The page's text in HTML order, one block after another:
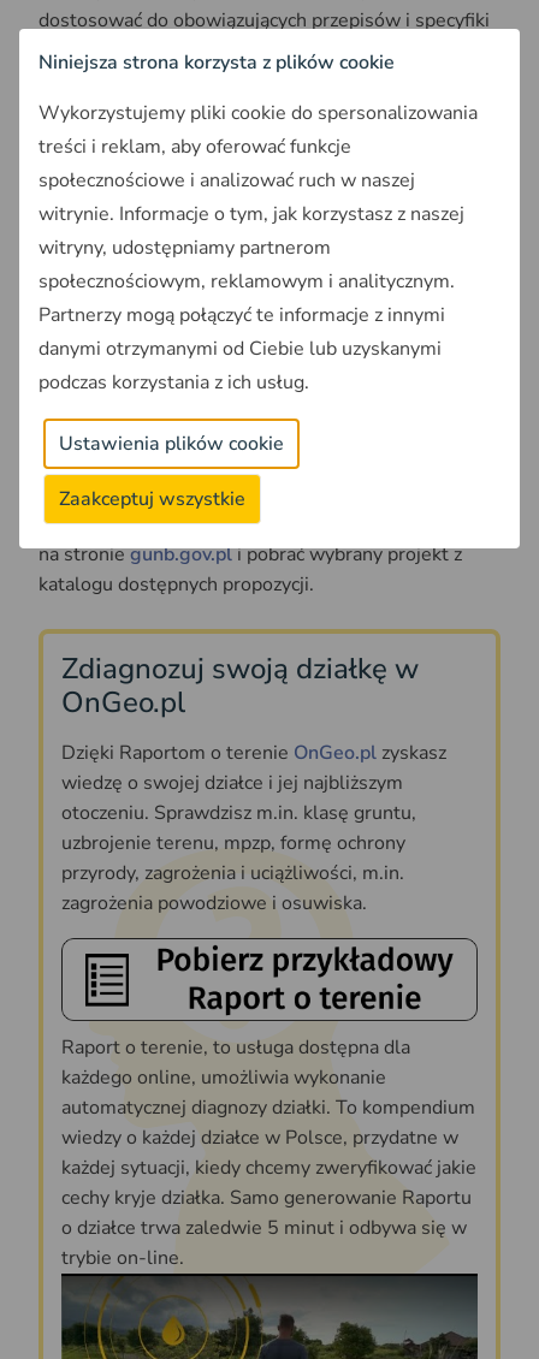
dostosować do obowiązujących przepisów i specyfiki
danej działki, co wynika z lokalnych uwarunkowań
przestrzennych. Oznacza to, że są one praktyczne i
użyteczne na terenie całego kraju, również na
obszarach górskich.
Projekt domu Castor 180, źródło: GUNB
Aby skorzystać z tych interesujących projektów,
wystarczy wypełnić formularz kontaktowy dostępny
na stroniegunb.gov.pli pobrać wybrany projekt z
katalogu dostępnych propozycji.
Zdiagnozuj swoją działkę w
OnGeo.pl
Dzięki Raportom o terenie OnGeo.pl zyskasz
wiedzę o swojej działce i jej najbliższym
otoczeniu. Sprawdzisz m.in. klasę gruntu,
uzbrojenie terenu, mpzp, formę ochrony
przyrody, zagrożenia i uciążliwości, m.in.
zagrożenia powodziowe i osuwiska.
Raport o terenie, to usługa dostępna dla
każdego online, umożliwia wykonanie
automatycznej diagnozy działki. To kompendium
wiedzy o każdej działce w Polsce, przydatne w
każdej sytuacji, kiedy chcemy zweryfikować jakie
cechy kryje działka. Samo generowanie Raportu
o działce trwa zaledwie 5 minut i odbywa się w
trybie on-line.
Niniejsza strona korzysta z plików cookie
Wykorzystujemy pliki cookie do spersonalizowania
treści i reklam, aby oferować funkcje
społecznościowe i analizować ruch w naszej
witrynie. Informacje o tym, jak korzystasz z naszej
witryny, udostępniamy partnerom
społecznościowym, reklamowym i analitycznym.
Partnerzy mogą połączyć te informacje z innymi
danymi otrzymanymi od Ciebie lub uzyskanymi
podczas korzystania z ich usług.
Ustawienia plików cookie
Zaakceptuj wszystkie